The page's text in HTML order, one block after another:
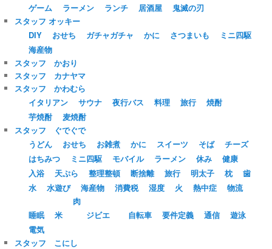
ゲーム
ラーメン ランチ 居酒屋
鬼滅の刃
スタッフ オッキー
DIY
おせち ガチャガチャ かに さつまいも
ミニ四駆
海産物
スタッフ かおり
スタッフ カナヤマ
スタッフ かわむら
イタリアン
サウナ 夜行バス 料理 旅行
焼酎
芋焼酎
麦焼酎
スタッフ ぐでぐで
うどん
おせち お雑煮 かに スイーツ そば
チーズ
はちみつ
ミニ四駆 モバイル ラーメン 休み
健康
入浴
天ぷら 整理整頓 断捨離 旅行 明太子 枕
歯
水
水遊び 海産物 消費税 湿度 火 熱中症 物流
睡眠 米
肉
ジビエ
自転車 要件定義 通信
遊泳
電気
スタッフ こにし